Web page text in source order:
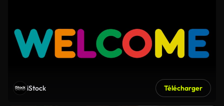
iStock Télécharger